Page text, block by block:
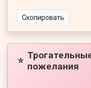
Скопировать
⭐ пожелания